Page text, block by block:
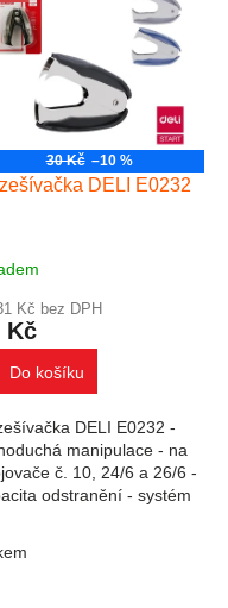
30 Kč –10 %
DELI E0232
Kč bez DPH
Kč
Do košíku
DELI E0232 -
manipulace - na
č. 10, 24/6 a 26/6 -
odstranění - systém
prvky výpisu